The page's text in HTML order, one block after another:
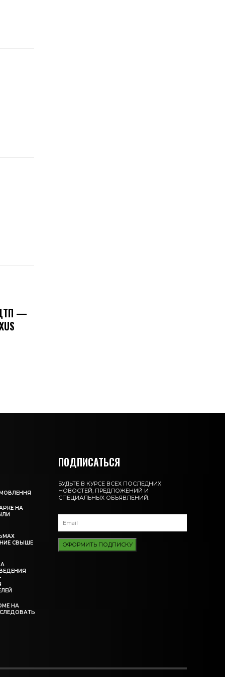
—
НА
СВЫШЕ
НА
ПОДПИСАТЬСЯ
БУДЬТЕ В КУРСЕ ВСЕХ ПОСЛЕДНИХ
НОВОСТЕЙ, ПРЕДЛОЖЕНИЙ И
СПЕЦИАЛЬНЫХ ОБЪЯВЛЕНИЙ.
ОФОРМИТЬ ПОДПИСКУ